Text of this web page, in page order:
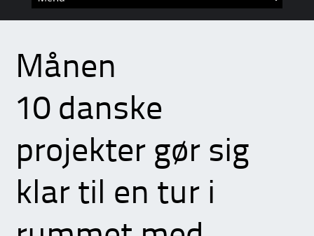
Månen
10 danske
projekter gør sig
klar til en tur i